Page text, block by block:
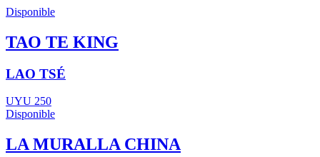
Disponible
TAO TE KING
LAO TSÉ
UYU 250
Disponible
LA MURALLA CHINA